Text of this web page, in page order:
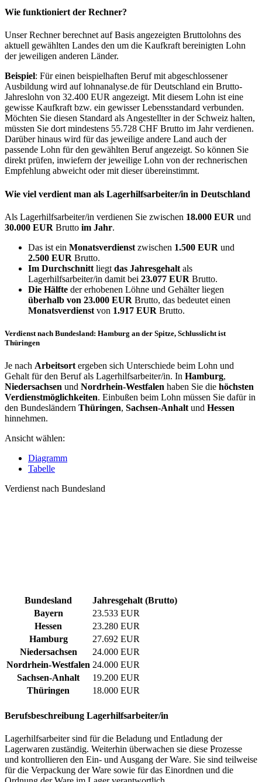
Wie funktioniert der Rechner?
Unser Rechner berechnet auf Basis angezeigten Bruttolohns des
aktuell gewählten Landes den um die Kaufkraft bereinigten Lohn
der jeweiligen anderen Länder.
Beispiel: Für einen beispielhaften Beruf mit abgeschlossener
Ausbildung wird auf lohnanalyse.de für Deutschland ein Brutto-
Jahreslohn von 32.400 EUR angezeigt. Mit diesem Lohn ist eine
gewisse Kaufkraft bzw. ein gewisser Lebensstandard verbunden.
Möchten Sie diesen Standard als Angestellter in der Schweiz halten,
müssten Sie dort mindestens 55.728 CHF Brutto im Jahr verdienen.
Darüber hinaus wird für das jeweilige andere Land auch der
passende Lohn für den gewählten Beruf angezeigt. So können Sie
direkt prüfen, inwiefern der jeweilige Lohn von der rechnerischen
Empfehlung abweicht oder mit dieser übereinstimmt.
Wie viel verdient man als Lagerhilfsarbeiter/in in Deutschland
Als Lagerhilfsarbeiter/in verdienen Sie zwischen 18.000 EUR und
30.000 EUR Brutto im Jahr.
Das ist ein Monatsverdienst zwischen 1.500 EUR und
2.500 EUR Brutto.
Im Durchschnitt liegt das Jahresgehalt als
Lagerhilfsarbeiter/in damit bei 23.077 EUR Brutto.
Die Hälfte der erhobenen Löhne und Gehälter liegen
überhalb von 23.000 EUR Brutto, das bedeutet einen
Monatsverdienst von 1.917 EUR Brutto.
Verdienst nach Bundesland: Hamburg an der Spitze, Schlusslicht ist
Thüringen
Je nach Arbeitsort ergeben sich Unterschiede beim Lohn und
Gehalt für den Beruf als Lagerhilfsarbeiter/in. In Hamburg,
Niedersachsen und Nordrhein-Westfalen haben Sie die höchsten
Verdienstmöglichkeiten. Einbußen beim Lohn müssen Sie dafür in
den Bundesländern Thüringen, Sachsen-Anhalt und Hessen
hinnehmen.
Ansicht wählen:
Diagramm
Tabelle
Verdienst nach Bundesland
Bundesland
Jahresgehalt (Brutto)
Bayern
23.533 EUR
Hessen
23.280 EUR
Hamburg
27.692 EUR
Niedersachsen
24.000 EUR
Nordrhein-Westfalen 24.000 EUR
Sachsen-Anhalt
19.200 EUR
Thüringen
18.000 EUR
Berufsbeschreibung Lagerhilfsarbeiter/in
Lagerhilfsarbeiter sind für die Beladung und Entladung der
Lagerwaren zuständig. Weiterhin überwachen sie diese Prozesse
und kontrollieren den Ein- und Ausgang der Ware. Sie sind teilweise
für die Verpackung der Ware sowie für das Einordnen und die